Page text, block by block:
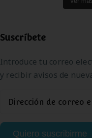
Suscríbete
Introduce tu correo
y recibir avisos de
correo
electrónico
Quiero suscribirme